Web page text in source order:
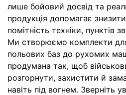
лише бойовий досвід та
продукція допомагає
помітність техніки, пунктів
Ми створюємо комплекти
польових баз до рухомих
продумана так, щоб
розгорнути, захистити й
навіть під вогнем. Зверніть